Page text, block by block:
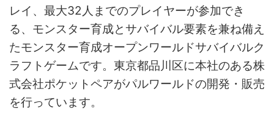
レイ、最大32人までのプレイヤーが参加でき
る、モンスター育成とサバイバル要素を兼ね備え
たモンスター育成オープンワールドサバイバルク
ラフトゲームです。東京都品川区に本社のある株
式会社ポケットペアがパルワールドの開発・販売
を行っています。